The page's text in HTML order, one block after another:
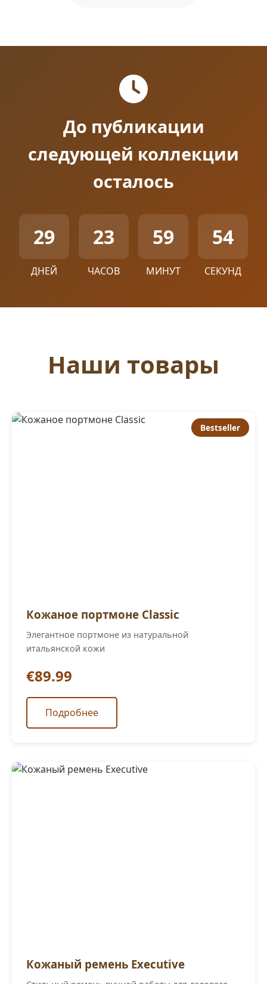
До публикации
следующей коллекции
осталось
29
ДНЕЙ
23
ЧАСОВ
59
МИНУТ
54
СЕКУНД
Наши товары
Bestseller
Кожаное портмоне Classic
Элегантное портмоне из натуральной
итальянской кожи
€89.99
Подробнее
Кожаный ремень Executive